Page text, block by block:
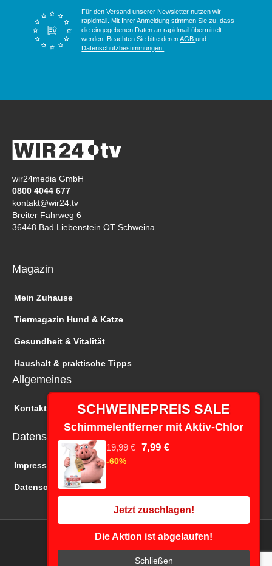
Für den Versand unserer Newsletter nutzen wir
rapidmail. Mit Ihrer Anmeldung stimmen Sie zu, dass
die eingegebenen Daten an rapidmail übermittelt
werden. Beachten Sie bitte derenAGBund
Datenschutzbestimmungen
wir24media GmbH
0800 4044 677
kontakt@wir24.tv
Breiter Fahrweg 6
36448 Bad Liebenstein OT Schweina
Magazin
Mein Zuhause
Tiermagazin Hund & Katze
Gesundheit & Vitalität
Haushalt & praktische Tipps
Allgemeines
Kontakt
Datenschutz
Impressum
Datenschutz
Copyright © 2026 Wir 24 TV | Online Shopping
F
I
Y
SCHWEINEPREIS SALE
Schimmelentferner mit Aktiv-Chlor
19,99 € 7,99 €
-60%
Jetzt zuschlagen!
Die Aktion ist abgelaufen!
Schließen